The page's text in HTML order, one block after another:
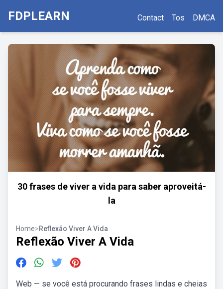
FDPLEARN Contact Tos DMCA
30 frases de viver a vida para saber aproveitá-
la
Home>Reflexão Viver A Vida
Reflexão Viver A Vida
Web — se você está procurando frases lindas e cheias